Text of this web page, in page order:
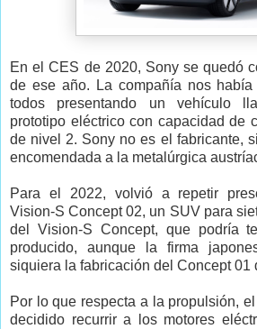
En el CES de 2020, Sony se quedó
de ese año. La compañía nos
todos presentando un vehículo
prototipo eléctrico con capacidad de
de nivel 2. Sony no es el fabricante,
encomendada a la metalúrgica
Para el 2022, volvió a repetir
Vision-S Concept 02, un SUV para
del Vision-S Concept, que podría
producido, aunque la firma
siquiera la fabricación del Concept 01
Por lo que respecta a la propulsión,
decidido recurrir a los motores